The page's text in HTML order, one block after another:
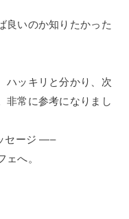
良いのか知りたかった
ハッキリと分かり、次
非常に参考になりまし
セージ —–
へ。